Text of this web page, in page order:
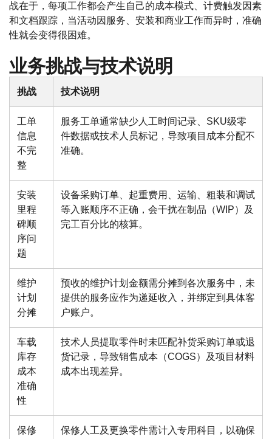
战在于，每项工作都会产生自己的成本模式、计费触发因素
和文档跟踪，当活动因服务、安装和商业工作而异时，准确
性就会变得很困难。
业务挑战与技术说明
挑战 技术说明
工单
信息
不完
整
服务工单通常缺少人工时间记录、SKU级零
件数据或技术人员标记，导致项目成本分配不
准确。
安装
里程
碑顺
序问
题
设备采购订单、起重费用、运输、粗装和调试
等入账顺序不正确，会干扰在制品（WIP）及
完工百分比的核算。
维护
计划
分摊
预收的维护计划金额需分摊到各次服务中，未
提供的服务应作为递延收入，并绑定到具体客
户账户。
车载
库存
成本
准确
性
技术人员提取零件时未匹配补货采购订单或退
货记录，导致销售成本（COGS）及项目材料
成本出现差异。
保修
保修人工及更换零件需计入专用科目，以确保